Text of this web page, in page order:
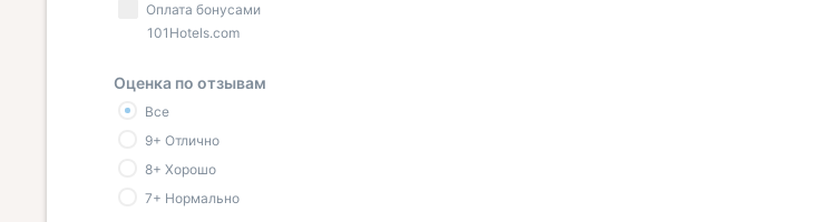
Оплата бонусами
101Hotels.com
Оценка по отзывам
Все
9+ Отлично
8+ Хорошо
7+ Нормально